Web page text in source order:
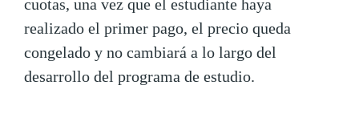
cuotas, una vez que el estudiante haya
realizado el primer pago, el precio queda
congelado y no cambiará a lo largo del
desarrollo del programa de estudio.